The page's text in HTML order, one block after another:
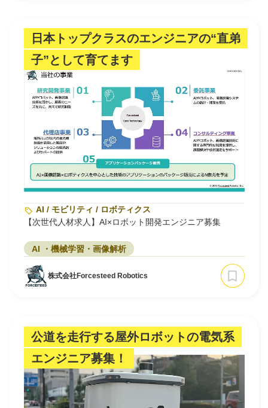
日本トップクラスのエンジニアの“直弟
子”として育てます
AI / モビリティ / ロボティクス
【次世代人材求人】AI×ロボット開発エンジニア募集
AI ・機械学習・画像解析
株式会社Forcesteed Robotics
公道を走行する屋外ロボットの電気系
エンジニア募集！